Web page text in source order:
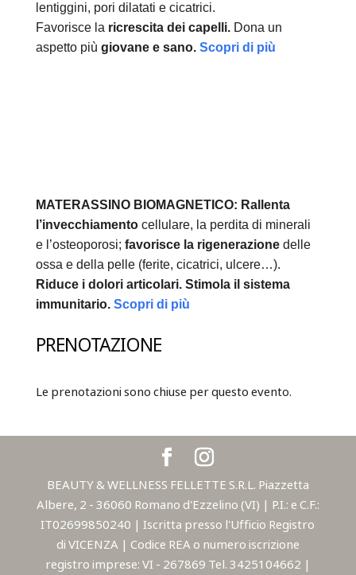
lentiggini, pori dilatati e cicatrici.
Favorisce la ricrescita dei capelli. Dona un
aspetto più giovane e sano. Scopri di più
MATERASSINO BIOMAGNETICO: Rallenta
l’invecchiamentocellulare, la perdita di minerali
e l’osteoporosi; favorisce la rigenerazionedelle
ossa e della pelle (ferite, cicatrici, ulcere…).
Riduce i dolori articolari. Stimola il sistema
immunitario. Scopri di più
PRENOTAZIONE
Le prenotazioni sono chiuse per questo evento.
BEAUTY & WELLNESS FELLETTE S.R.L. Piazzetta
Albere, 2 - 36060 Romano d'Ezzelino (VI) | P.I.: e C.F.:
IT02699850240 | Iscritta presso l'Ufficio Registro
di VICENZA | Codice REA o numero iscrizione
registro imprese: VI - 267869 Tel. 3425104662 |